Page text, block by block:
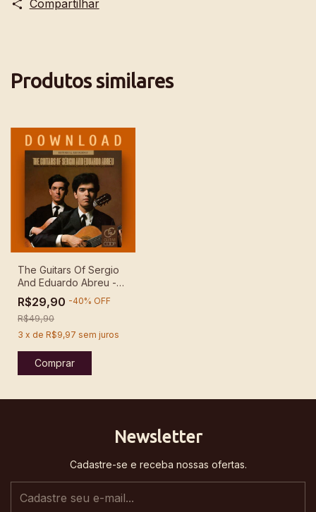
Compartilhar
Produtos similares
The Guitars Of Sergio
And Eduardo Abreu -
Historical Recordings -
DUO ABREU -
Download
R$29,90 -40% OFF
R$49,90
3 x de R$9,97 sem juros
Newsletter
Cadastre-se e receba nossas ofertas.